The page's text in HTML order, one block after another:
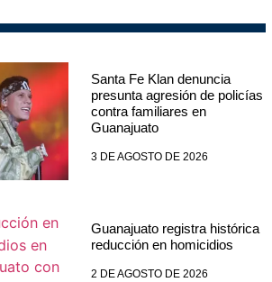
Santa Fe Klan denuncia
presunta agresión de policías
contra familiares en
Guanajuato
3 DE AGOSTO DE 2026
Guanajuato registra histórica
reducción en homicidios
2 DE AGOSTO DE 2026